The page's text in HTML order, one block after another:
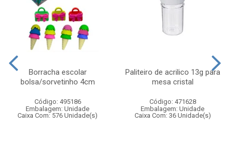
Borracha escolar
bolsa/sorvetinho 4cm
Código: 495186
Embalagem: Unidade
Caixa Com: 576 Unidade(s)
Paliteiro de acrilico 13g para
mesa cristal
Código: 471628
Embalagem: Unidade
Caixa Com: 36 Unidade(s)